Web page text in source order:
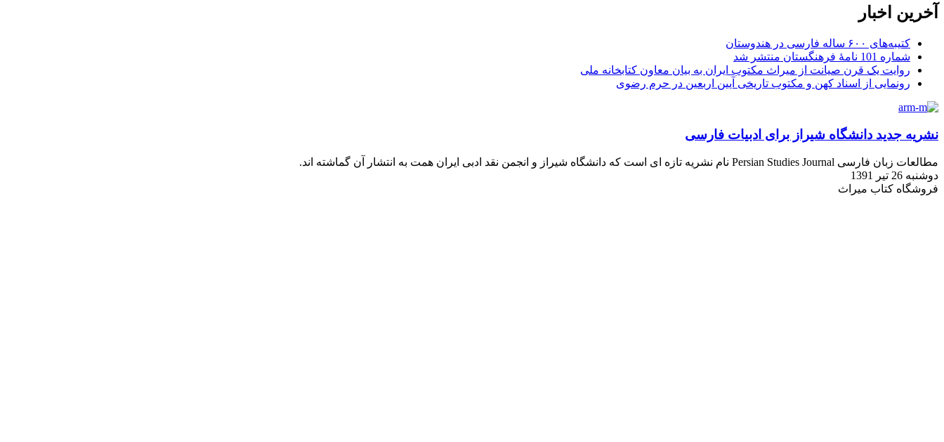
آخرین اخبار
کتیبه‌های ۶۰۰ ساله فارسی در هندوستان
شماره 101 نامۀ فرهنگستان منتشر شد
روایت یک قرن صیانت از میراث مکتوب ایران به بیان معاون کتابخانه ملی
رونمایی از اسناد کهن و مکتوب تاریخی آیین اربعین در حرم رضوی
نشریه جدید دانشگاه شیراز برای ادبیات فارسی
مطالعات زبان فارسی Persian Studies Journal نام نشریه تازه ای است که دانشگاه شیراز و انجمن نقد ادبی ایران همت به انتشار آن گماشته اند.
دوشنبه 26 تیر 1391
فروشگاه کتاب میراث